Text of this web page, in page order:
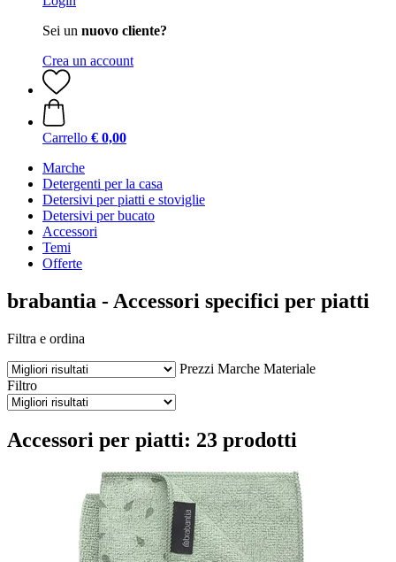
Sei un nuovo cliente?
Crea un account
Carrello € 0,00
Marche
Detergenti per la casa
Detersivi per piatti e stoviglie
Detersivi per bucato
Accessori
Temi
Offerte
brabantia - Accessori specifici per piatti
Filtra e ordina
Prezzi Marche Materiale
Filtro
Accessori per piatti: 23 prodotti